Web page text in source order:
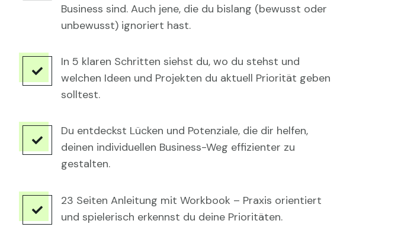
Business sind. Auch jene, die du bislang (bewusst oder
unbewusst) ignoriert hast.

In 5 klaren Schritten siehst du, wo du stehst und
welchen Ideen und Projekten du aktuell Priorität geben
solltest.

Du entdeckst Lücken und Potenziale, die dir helfen,
deinen individuellen Business-Weg effizienter zu
gestalten.

23 Seiten Anleitung mit Workbook – Praxis orientiert
und spielerisch erkennst du deine Prioritäten.